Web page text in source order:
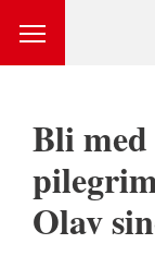
Bli
Olav